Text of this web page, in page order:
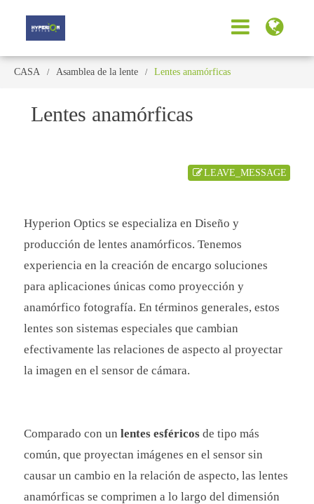
CASA Asamblea de la lente Lentes anamórficas
Lentes anamórficas
LEAVE_MESSAGE
Hyperion Optics se especializa en Diseño y
producción de lentes anamórficos. Tenemos
experiencia en la creación de encargo soluciones
para aplicaciones únicas como proyección y
anamórfico fotografía. En términos generales, estos
lentes sonsistemas especiales que cambian
efectivamente las relaciones de aspecto al proyectar
la imagen en el sensor de cámara.
Comparado con unlentes esféricos de tipo más
común, que proyectan imágenes en el sensor sin
causar un cambio en la relación de aspecto, las lentes
anamórficas se comprimen a lo largo del dimensión